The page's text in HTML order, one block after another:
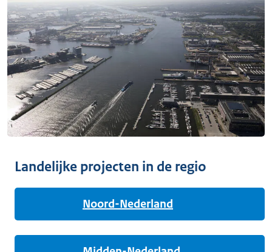
Landelijke projecten in de regio
Noord-Nederland